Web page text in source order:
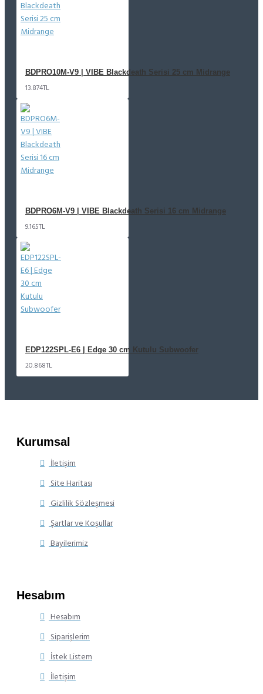
BDPRO10M-V9 | VIBE Blackdeath Serisi 25 cm Midrange
13.874TL
BDPRO6M-V9 | VIBE Blackdeath Serisi 16 cm Midrange
9.165TL
EDP122SPL-E6 | Edge 30 cm Kutulu Subwoofer
20.868TL
Kurumsal
İletişim
Site Haritası
Gizlilik Sözleşmesi
Şartlar ve Koşullar
Bayilerimiz
Hesabım
Hesabım
Siparişlerim
İstek Listem
İletişim